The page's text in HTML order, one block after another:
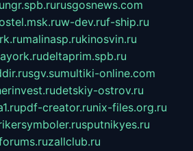
ngr.spb.rurusgosnews.com
w-dev.ruf-ship.ru
malinasp.rukinosvin.ru
deltaprim.spb.ru
sgv.sumultiki-online.com
detskiy-ostrov.ru
pdf-creator.runix-files.org.ru
sputnikyes.ru
zallclub.ru